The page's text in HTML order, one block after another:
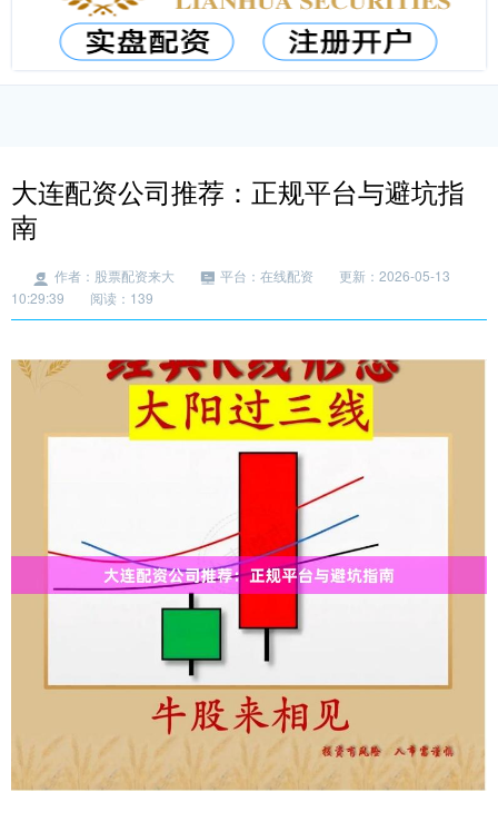
大连配资公司推荐：正规平台与避坑指
南
作者：股票配资来大 平台：在线配资
更新：2026-05-13
10:29:39
阅读：139